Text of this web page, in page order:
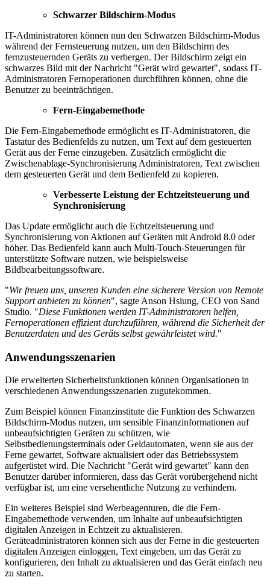
Schwarzer Bildschirm-Modus
IT-Administratoren können nun den Schwarzen Bildschirm-Modus
während der Fernsteuerung nutzen, um den Bildschirm des
fernzusteuernden Geräts zu verbergen. Der Bildschirm zeigt ein
schwarzes Bild mit der Nachricht "Gerät wird gewartet", sodass IT-
Administratoren Fernoperationen durchführen können, ohne die
Benutzer zu beeinträchtigen.
Fern-Eingabemethode
Die Fern-Eingabemethode ermöglicht es IT-Administratoren, die
Tastatur des Bedienfelds zu nutzen, um Text auf dem gesteuerten
Gerät aus der Ferne einzugeben. Zusätzlich ermöglicht die
Zwischenablage-Synchronisierung Administratoren, Text zwischen
dem gesteuerten Gerät und dem Bedienfeld zu kopieren.
Verbesserte Leistung der Echtzeitsteuerung und
Synchronisierung
Das Update ermöglicht auch die Echtzeitsteuerung und
Synchronisierung von Aktionen auf Geräten mit Android 8.0 oder
höher. Das Bedienfeld kann auch Multi-Touch-Steuerungen für
unterstützte Software nutzen, wie beispielsweise
Bildbearbeitungssoftware.
"Wir freuen uns, unseren Kunden eine sicherere Version von Remote
Support anbieten zu können", sagte Anson Hsiung, CEO von Sand
Studio. "Diese Funktionen werden IT-Administratoren helfen,
Fernoperationen effizient durchzuführen, während die Sicherheit der
Benutzerdaten und des Geräts selbst gewährleistet wird."
Anwendungsszenarien
Die erweiterten Sicherheitsfunktionen können Organisationen in
verschiedenen Anwendungsszenarien zugutekommen.
Zum Beispiel können Finanzinstitute die Funktion des Schwarzen
Bildschirm-Modus nutzen, um sensible Finanzinformationen auf
unbeaufsichtigten Geräten zu schützen, wie
Selbstbedienungsterminals oder Geldautomaten, wenn sie aus der
Ferne gewartet, Software aktualisiert oder das Betriebssystem
aufgerüstet wird. Die Nachricht "Gerät wird gewartet" kann den
Benutzer darüber informieren, dass das Gerät vorübergehend nicht
verfügbar ist, um eine versehentliche Nutzung zu verhindern.
Ein weiteres Beispiel sind Werbeagenturen, die die Fern-
Eingabemethode verwenden, um Inhalte auf unbeaufsichtigten
digitalen Anzeigen in Echtzeit zu aktualisieren.
Geräteadministratoren können sich aus der Ferne in die gesteuerten
digitalen Anzeigen einloggen, Text eingeben, um das Gerät zu
konfigurieren, den Inhalt zu aktualisieren und das Gerät einfach neu
zu starten.